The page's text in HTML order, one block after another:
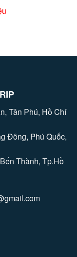
Tân Phú, Hồ Chí
Đông, Phú Quốc,
Thành, Tp.Hồ